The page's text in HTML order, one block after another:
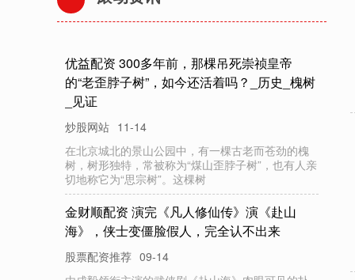
胜亿配资 量化私募集体“秀肌肉” 业绩狂奔 一
批产品净值刷历史新高
炒股网站
今年以来，A股市场迎来一波强劲反弹，给沉寂已久
的私募基金圈带来久违的兴奋。就8月来说，创业板
指单月暴涨逾24%，全市场成
潍
坊
家
林
配
资
水
中
矿
物
元
素
是
伪
命
题
？
婴
幼
儿
富豪配资 09-10
水中矿物元素是伪命题？婴幼儿/老人/孕妇必看：这
类水真的需要 水中矿物元素是伪命题？婴幼儿/老人/